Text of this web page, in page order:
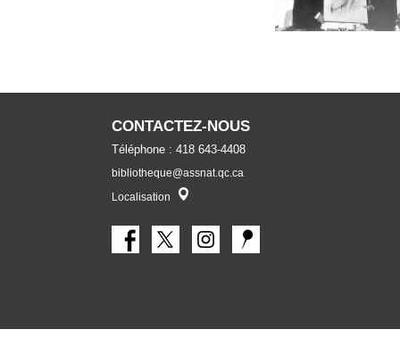
CONTACTEZ-NOUS
Téléphone : 418 643-4408
bibliotheque@assnat.qc.ca
Localisation